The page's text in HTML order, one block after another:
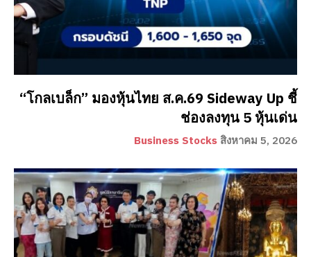
“โกลเบล็ก” มองหุ้นไทย ส.ค.69 Sideway Up ชี้
ช่องลงทุน 5 หุ้นเด่น
Business Stocks สิงหาคม 5, 2026